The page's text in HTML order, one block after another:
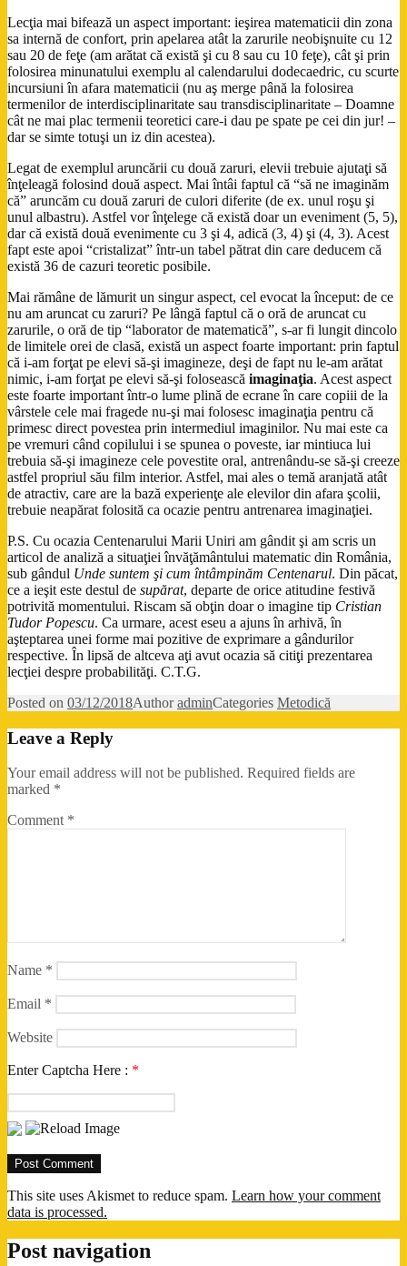
Lecţia mai bifează un aspect important: ieşirea matematicii din zona
sa internă de confort, prin apelarea atât la zarurile neobişnuite cu 12
sau 20 de feţe (am arătat că există şi cu 8 sau cu 10 feţe), cât şi prin
folosirea minunatului exemplu al calendarului dodecaedric, cu scurte
incursiuni în afara matematicii (nu aş merge până la folosirea
termenilor de interdisciplinaritate sau transdisciplinaritate – Doamne
cât ne mai plac termenii teoretici care-i dau pe spate pe cei din jur! –
dar se simte totuşi un iz din acestea).
Legat de exemplul aruncării cu două zaruri, elevii trebuie ajutaţi să
înţeleagă folosind două aspect. Mai întâi faptul că “să ne imaginăm
că” aruncăm cu două zaruri de culori diferite (de ex. unul roşu şi
unul albastru). Astfel vor înţelege că există doar un eveniment (5, 5),
dar că există două evenimente cu 3 şi 4, adică (3, 4) şi (4, 3). Acest
fapt este apoi “cristalizat” într-un tabel pătrat din care deducem că
există 36 de cazuri teoretic posibile.
Mai rămâne de lămurit un singur aspect, cel evocat la început: de ce
nu am aruncat cu zaruri? Pe lângă faptul că o oră de aruncat cu
zarurile, o oră de tip “laborator de matematică”, s-ar fi lungit dincolo
de limitele orei de clasă, există un aspect foarte important: prin faptul
că i-am forţat pe elevi să-şi imagineze, deşi de fapt nu le-am arătat
nimic, i-am forţat pe elevi să-şi folosească imaginaţia. Acest aspect
este foarte important într-o lume plină de ecrane în care copiii de la
vârstele cele mai fragede nu-şi mai folosesc imaginaţia pentru că
primesc direct povestea prin intermediul imaginilor. Nu mai este ca
pe vremuri când copilului i se spunea o poveste, iar mintiuca lui
trebuia să-şi imagineze cele povestite oral, antrenându-se să-şi creeze
astfel propriul său film interior. Astfel, mai ales o temă aranjată atât
de atractiv, care are la bază experienţe ale elevilor din afara şcolii,
trebuie neapărat folosită ca ocazie pentru antrenarea imaginaţiei.
P.S. Cu ocazia Centenarului Marii Uniri am gândit şi am scris un
articol de analiză a situaţiei învăţământului matematic din România,
sub gândul Unde suntem şi cum întâmpinăm Centenarul. Din păcat,
ce a ieşit este destul de supărat, departe de orice atitudine festivă
potrivită momentului. Riscam să obţin doar o imagine tip Cristian
Tudor Popescu. Ca urmare, acest eseu a ajuns în arhivă, în
aşteptarea unei forme mai pozitive de exprimare a gândurilor
respective. În lipsă de altceva aţi avut ocazia să citiţi prezentarea
lecţiei despre probabilităţi. C.T.G.
Posted on 03/12/2018AuthoradminCategories Metodică
Leave a Reply
Your email address will not be published. Required fields are
marked *
Comment *
Name *
Email *
Website
Enter Captcha Here : *
This site uses Akismet to reduce spam. Learn how your comment
data is processed.
Post navigation